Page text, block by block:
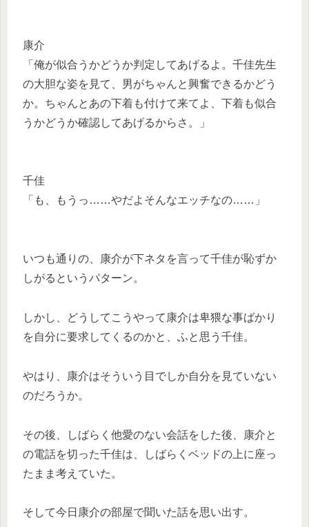
康介
「俺が似合うかどうか判定してあげるよ。千佳先生
の大胆な姿を見て、男がちゃんと興奮できるかどう
か。ちゃんとあの下着も付けて来てよ、下着も似合
うかどうか確認してあげるからさ。」
千佳
「も、もうっ……やだよそんなエッチなの……」
いつも通りの、康介が下ネタを言って千佳が恥ずか
しがるというパターン。
しかし、どうしてこうやって康介は卑猥な事ばかり
を自分に要求してくるのかと、ふと思う千佳。
やはり、康介はそういう目でしか自分を見ていない
のだろうか。
その後、しばらく他愛のない会話をした後、康介と
の電話を切った千佳は、しばらくベッドの上に座っ
たまま考えていた。
そして今日康介の部屋で聞いた話を思い出す。